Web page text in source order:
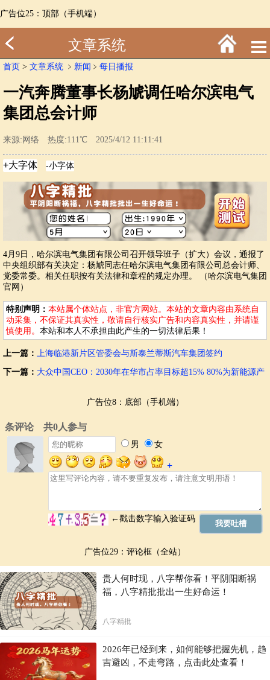
广告位25：顶部（手机端）
文章系统
首页 > 文章系统 ﹥ 新闻 ﹥ 每日播报
一汽奔腾董事长杨虓调任哈尔滨电气
集团总会计师
来源:网络 热度:111℃ 2025/4/12 11:11:41
4月9日，哈尔滨电气集团有限公司召开领导班子（扩大）会议，通报了
中央组织部有关决定：杨虓同志任哈尔滨电气集团有限公司总会计师、
党委常委。相关任职按有关法律和章程的规定办理。 （哈尔滨电气集团
官网）
特别声明： 本站属个体站点，非官方网站。本站的文章内容由系统自
动采集，不保证其真实性，敬请自行核实广告和内容真实性，并请谨
慎使用。 本站和本人不承担由此产生的一切法律后果！
上一篇： 上海临港新片区管委会与斯泰兰蒂斯汽车集团签约
下一篇： 大众中国CEO：2030年在华市占率目标超15% 80%为新能源产
广告位8：底部（手机端）
广告位29：评论框（全站）
贵人何时现，八字帮你看！平阴阳断祸
福，八字精批批出一生好命运！
八字精批
2026年已经到来，如何能够把握先机，趋
吉避凶，不走弯路，点击此处查看！